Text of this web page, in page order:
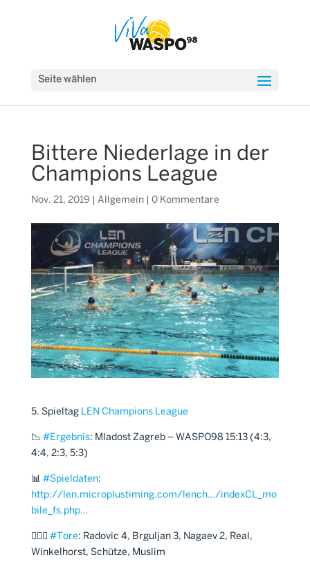
Seite wählen
Bittere Niederlage in der
Champions League
Nov. 21, 2019 Allgemein| 0 Kommentare
5. Spieltag LEN Champions League
📉 #Ergebnis: Mladost Zagreb – WASPO98 15:13 (4:3,
4:4, 2:3, 5:3)
📊 #Spieldaten:
http://len.microplustiming.com/lench…/indexCL_mo
bile_fs.php…
🤽🏼‍♂️ #Tore: Radovic 4, Brguljan 3, Nagaev 2, Real,
Winkelhorst, Schütze, Muslim